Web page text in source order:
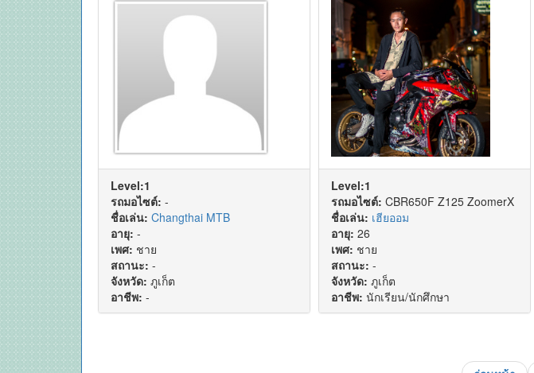
Level:1
รถมอไซต์: -
ชื่อเล่น: Changthai MTB
อายุ: -
เพศ: ชาย
สถานะ: -
จังหวัด: ภูเก็ต
อาชีพ: -
Level:1
รถมอไซต์: CBR650F Z125 ZoomerX
ชื่อเล่น: เฮียออม
อายุ: 26
เพศ: ชาย
สถานะ: -
จังหวัด: ภูเก็ต
อาชีพ: นักเรียน/นักศึกษา